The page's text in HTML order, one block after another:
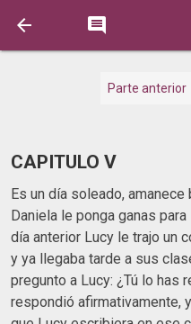
 
Parte anterior
CAPITULO V
Es un día soleado,
Daniela le ponga ganas
día anterior Lucy le trajo un
y ya llegaba tarde a sus
pregunto a Lucy: ¿Tú lo has
respondió afirmativamente,